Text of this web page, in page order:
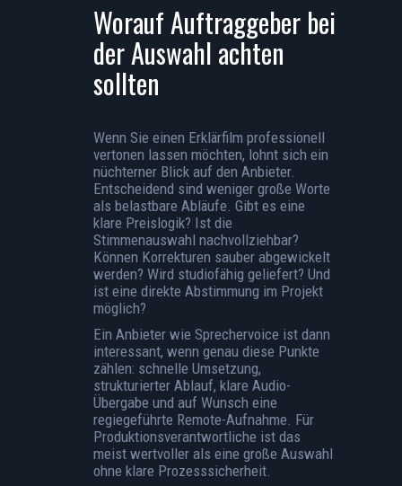
Worauf Auftraggeber bei
der Auswahl achten
sollten
Wenn Sie einen Erklärfilm professionell
vertonen lassen möchten, lohnt sich ein
nüchterner Blick auf den Anbieter.
Entscheidend sind weniger große Worte
als belastbare Abläufe. Gibt es eine
klare Preislogik? Ist die
Stimmenauswahl nachvollziehbar?
Können Korrekturen sauber abgewickelt
werden? Wird studiofähig geliefert? Und
ist eine direkte Abstimmung im Projekt
möglich?
Ein Anbieter wie Sprechervoice ist dann
interessant, wenn genau diese Punkte
zählen: schnelle Umsetzung,
strukturierter Ablauf, klare Audio-
Übergabe und auf Wunsch eine
regiegeführte Remote-Aufnahme. Für
Produktionsverantwortliche ist das
meist wertvoller als eine große Auswahl
ohne klare Prozesssicherheit.